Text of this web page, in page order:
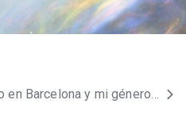
¡Hola! Soy Claire, y escribo desde hace seis años. Vivo en Barcelona y mi género favorito, en cuanto a escribir se refiere, es la novela romántica erótica. Puedes seguirme en Twitter e Instagram, donde también me llamo sirendreams, si te interesa ver lo que voy haciendo :) La foto de perfil está dibujada por @poi.ka en Instagram.